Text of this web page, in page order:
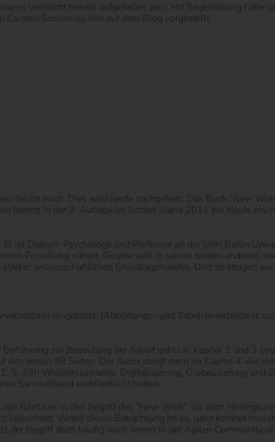
es vielleicht bereits aufgefallen sein: Mit Begeisterung habe
Carsten Schermuly hier auf dem Blog vorgestellt.
fehlte noch. Dies wird heute nachgeholt. Das Buch “New
bereits in der 3. Auflage im letzten Stand 2021 bei Haufe
Er ist Diplom-Psychologe und Professor an der SRH Berlin
Forschung nähert. Gerade weil in seinen beiden anderen,
wissenschaftlichen Grundlagenwerks. Und so steigen wir
eingefasst. (Abbildungs- und Tabellenverzeichnis
zur Bedeutung der Arbeit gehts in Kapitel 2 und 3
ersten 30 Seiten. Der Autor steigt dann im Kapitel 4 wie
S. 29): Wissenszuwachs, Digitalisierung, Globalisierung und
Sammelband veröffentlicht haben.
führt hier in den Begriff des “New Work” vor dem
Vorteil dieser Betrachtung ist es, ganz konkret
der Begriff doch häufig noch immer in der Agilen Community